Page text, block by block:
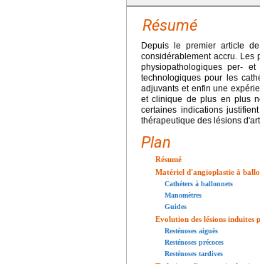
Résumé
Depuis le premier article
considérablement accru. Les
physiopathologiques per-
technologiques pour les
adjuvants et enfin une
et clinique de plus en plus
certaines indications
thérapeutique des lésions
Plan
Résumé
Matériel d'angioplastie à
Cathéters à ballonnets
Manomètres
Guides
Evolution des lésions induites
Resténoses aiguës
Resténoses précoces
Resténoses tardives